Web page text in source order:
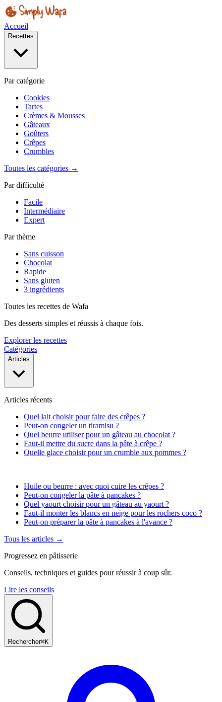
Accueil
Recettes
Par catégorie
Cookies
Tartes
Crèmes & Mousses
Gâteaux
Goûters
Crêpes
Crumbles
Toutes les catégories →
Par difficulté
Facile
Intermédiaire
Expert
Par thème
Sans cuisson
Chocolat
Rapide
Sans gluten
3 ingrédients
Toutes les recettes de Wafa
Des desserts simples et réussis à chaque fois.
Explorer les recettes
Catégories
Articles
Articles récents
Quel lait choisir pour faire des crêpes ?
Peut-on congeler un tiramisu ?
Quel beurre utiliser pour un gâteau au chocolat ?
Faut-il mettre du sucre dans la pâte à crêpe ?
Quelle glace choisir pour un crumble aux pommes ?
Huile ou beurre : avec quoi cuire les crêpes ?
Peut-on congeler la pâte à pancakes ?
Quel yaourt choisir pour un gâteau au yaourt ?
Faut-il monter les blancs en neige pour les rochers coco ?
Peut-on préparer la pâte à pancakes à l'avance ?
Tous les articles →
Progressez en pâtisserie
Conseils, techniques et guides pour réussir à coup sûr.
Lire les conseils
Rechercher⌘K